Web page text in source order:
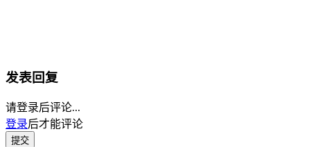
发表回复
请登录后评论...
登录后才能评论
提交